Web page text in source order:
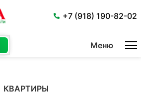
+7 (918) 190-82-02
Меню
КВАРТИРЫ